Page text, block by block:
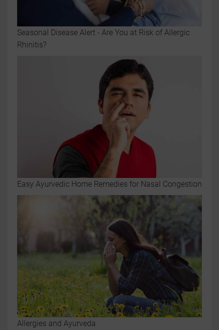
Seasonal Disease Alert - Are You at Risk of Allergic
Rhinitis?
Easy Ayurvedic Home Remedies for Nasal Congestion
Allergies and Ayurveda